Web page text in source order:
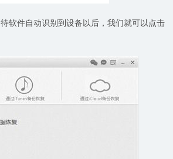
软件自动识别到设备以后，我们就可以点击